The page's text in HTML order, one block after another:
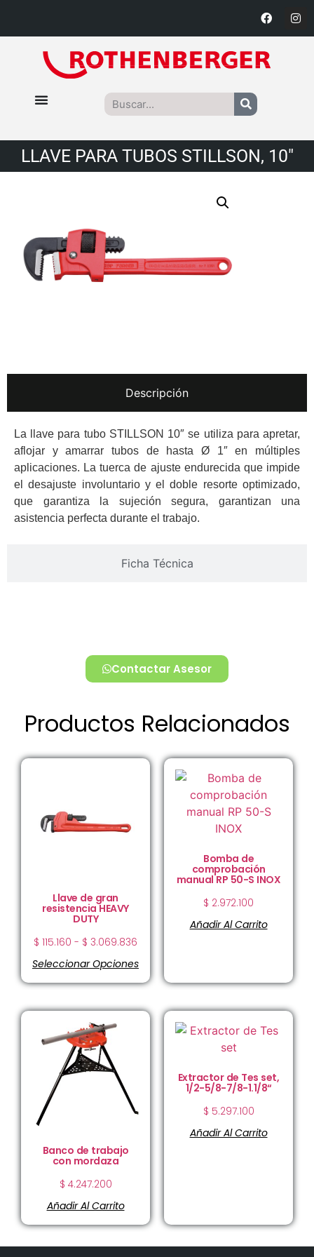
LLAVE PARA TUBOS STILLSON, 10″
Descripción
Ficha Técnica
La llave para tubo STILLSON 10″ se utiliza para apretar,
aflojar y amarrar tubos de hasta Ø 1″ en múltiples
aplicaciones. La tuerca de ajuste endurecida que impide
el desajuste involuntario y el doble resorte optimizado,
que garantiza la sujeción segura, garantizan una
asistencia perfecta durante el trabajo.
Contactar Asesor
Productos Relacionados
Llave de gran
resistencia HEAVY
DUTY
$ 115.160 - $ 3.069.836
Seleccionar Opciones
Bomba de
comprobación
manual RP 50-S INOX
$ 2.972.100
Añadir Al Carrito
Banco de trabajo
con mordaza
$ 4.247.200
Añadir Al Carrito
Extractor de Tes set,
1/2-5/8-7/8-1.1/8“
$ 5.297.100
Añadir Al Carrito